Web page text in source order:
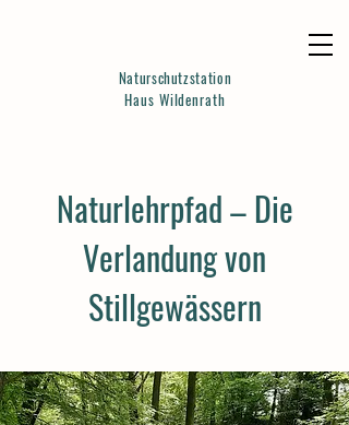
Naturschutzstation
Haus Wildenrath
Naturlehrpfad – Die
Verlandung von
Stillgewässern